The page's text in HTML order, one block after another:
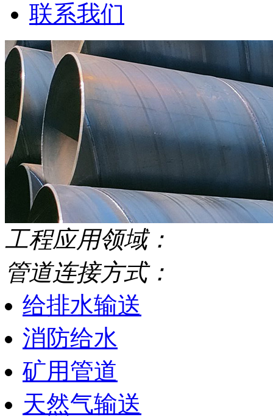
联系我们
工程应用领域：
管道连接方式：
给排水输送
消防给水
矿用管道
天然气输送